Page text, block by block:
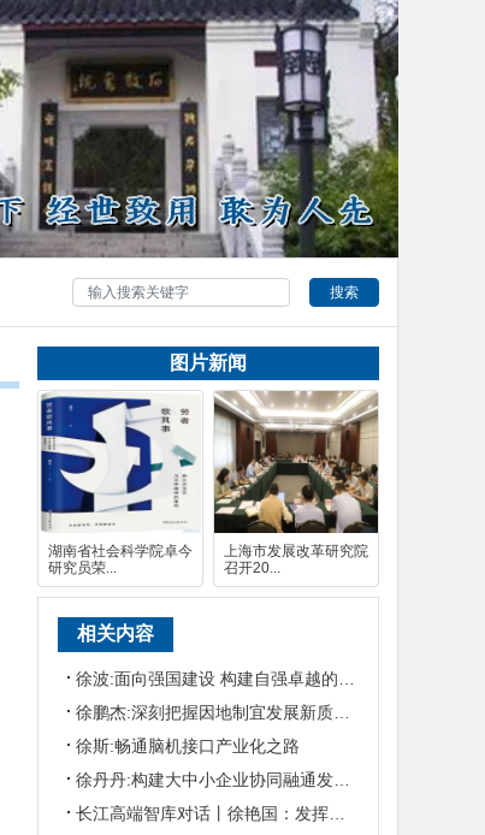
搜索
图片新闻
湖南省社会科学院卓今
研究员荣...
上海市发展改革研究院
召开20...
相关内容
徐鹏杰:深刻把握因地制宜发展新质生产力的实践要求
徐斯:畅通脑机接口产业化之路
徐丹丹:构建大中小企业协同融通发展良好生态
长江高端智库对话丨徐艳国：发挥社会科学院重要智库功能 为区域协同发展提供更有力智力支